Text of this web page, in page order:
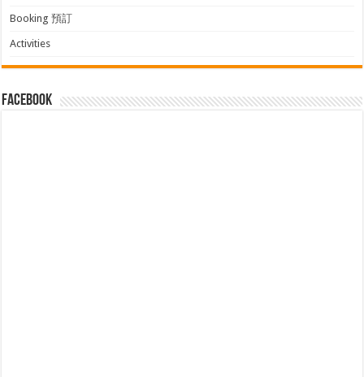
Booking 預訂
Activities
facebook